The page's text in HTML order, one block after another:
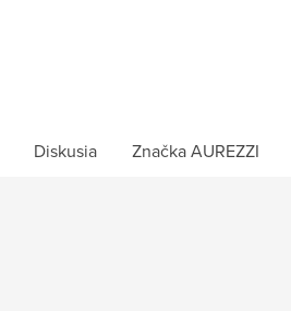
Diskusia ZnačkaAUREZZI